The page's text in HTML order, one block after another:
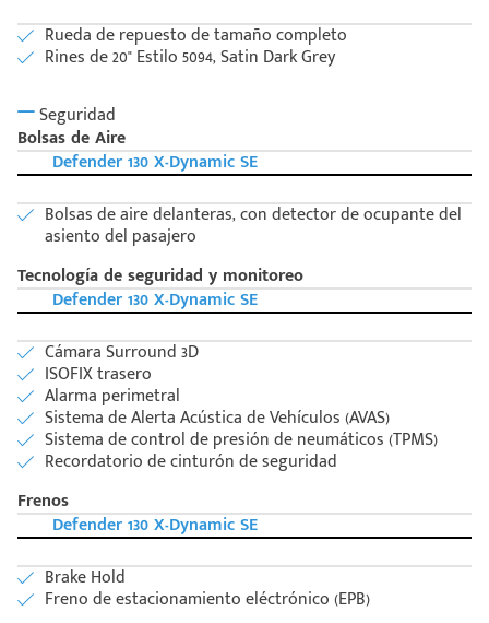
Rueda de repuesto de tamaño completo
Rines de 20" Estilo 5094, Satin Dark Grey
Seguridad
Bolsas de Aire
Defender 130 X-Dynamic SE
Bolsas de aire delanteras, con detector de ocupante del
asiento del pasajero
Tecnología de seguridad y monitoreo
Defender 130 X-Dynamic SE
Cámara Surround 3D
ISOFIX trasero
Alarma perimetral
Sistema de Alerta Acústica de Vehículos (AVAS)
Sistema de control de presión de neumáticos (TPMS)
Recordatorio de cinturón de seguridad
Frenos
Defender 130 X-Dynamic SE
Brake Hold
Freno de estacionamiento eléctrónico (EPB)